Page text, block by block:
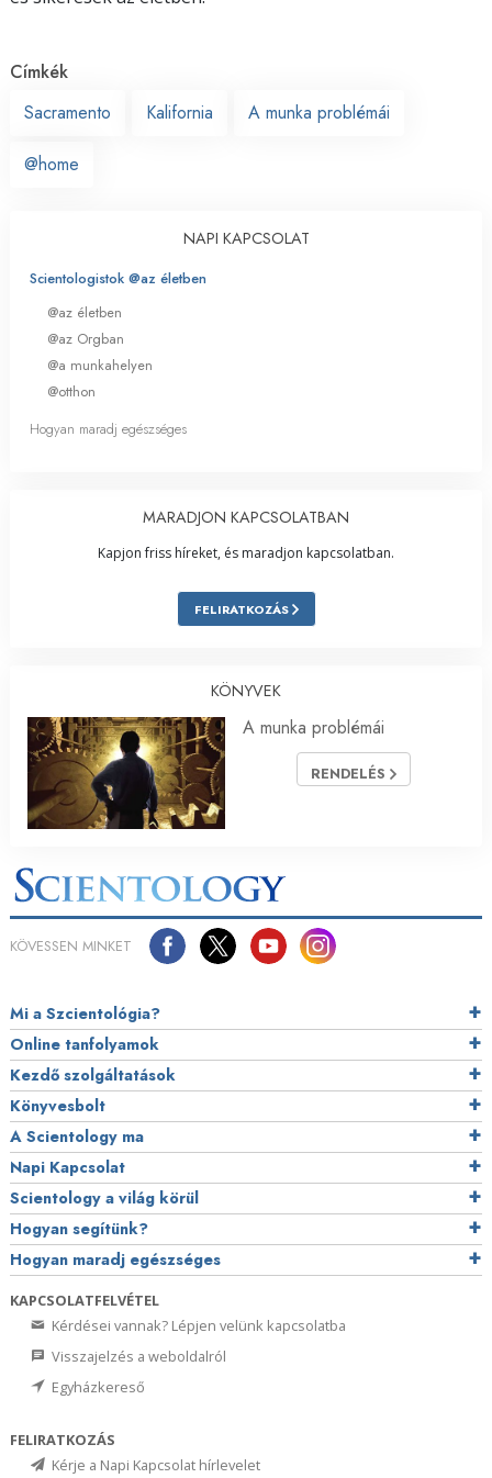
Címkék
Sacramento
Kalifornia A munka problémái
@home
NAPI KAPCSOLAT
Scientologistok @az életben
@az életben
@az Orgban
@a munkahelyen
@otthon
Hogyan maradj egészséges
MARADJON KAPCSOLATBAN
Kapjon friss híreket, és maradjon kapcsolatban.
FELIRATKOZÁS
KÖNYVEK
A munka problémái
RENDELÉS
KÖVESSEN MINKET
Mi a Szcientológia?
Online tanfolyamok
Kezdő szolgáltatások
Könyvesbolt
A Scientology ma
Napi Kapcsolat
Scientology a világ körül
Hogyan segítünk?
Hogyan maradj egészséges
KAPCSOLATFELVÉTEL
Kérdései vannak? Lépjen velünk kapcsolatba
Visszajelzés a weboldalról
Egyházkereső
FELIRATKOZÁS
Kérje a Napi Kapcsolat hírlevelet